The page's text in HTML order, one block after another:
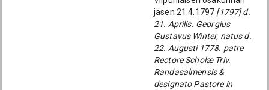
jäsen 21.4.1797 [1797] d.
21. Aprilis. Georgius
Gustavus Winter, natus d.
22. Augusti 1778. patre
Rectore Scholæ Triv.
Randasalmensis &
designato Pastore in